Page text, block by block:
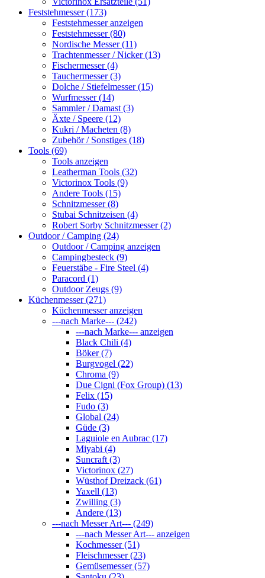
Feststehmesser (173)
Feststehmesser anzeigen
Feststehmesser (80)
Nordische Messer (11)
Trachtenmesser / Nicker (13)
Fischermesser (4)
Tauchermesser (3)
Dolche / Stiefelmesser (15)
Wurfmesser (14)
Sammler / Damast (3)
Äxte / Speere (12)
Kukri / Macheten (8)
Zubehör / Sonstiges (18)
Tools (69)
Tools anzeigen
Leatherman Tools (32)
Victorinox Tools (9)
Andere Tools (15)
Schnitzmesser (8)
Stubai Schnitzeisen (4)
Robert Sorby Schnitzmesser (2)
Outdoor / Camping (24)
Outdoor / Camping anzeigen
Campingbesteck (9)
Feuerstäbe - Fire Steel (4)
Paracord (1)
Outdoor Zeugs (9)
Küchenmesser (271)
Küchenmesser anzeigen
---nach Marke--- (242)
---nach Marke--- anzeigen
Black Chili (4)
Böker (7)
Burgvogel (22)
Chroma (9)
Due Cigni (Fox Group) (13)
Felix (15)
Fudo (3)
Global (24)
Güde (3)
Laguiole en Aubrac (17)
Miyabi (4)
Suncraft (3)
Victorinox (27)
Wüsthof Dreizack (61)
Yaxell (13)
Zwilling (3)
Andere (13)
---nach Messer Art--- (249)
---nach Messer Art--- anzeigen
Kochmesser (51)
Fleischmesser (23)
Gemüsemesser (57)